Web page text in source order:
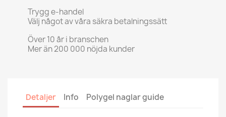
Trygg e-handel
Välj något av våra säkra betalningssätt
Över 10 år i branschen
Mer än 200 000 nöjda kunder
Detaljer Info Polygel naglar guide